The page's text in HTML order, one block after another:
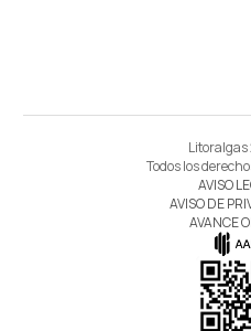
Todos los
AVISO
AVISO DE
AVANCE